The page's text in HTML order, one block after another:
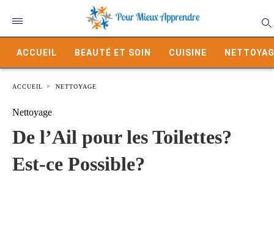
ACCUEIL BEAUTÉ ET SOIN CUISINE
ACCUEIL NETTOYAGE
Nettoyage
De l’Ail pour les Toilettes?
Est-ce Possible?